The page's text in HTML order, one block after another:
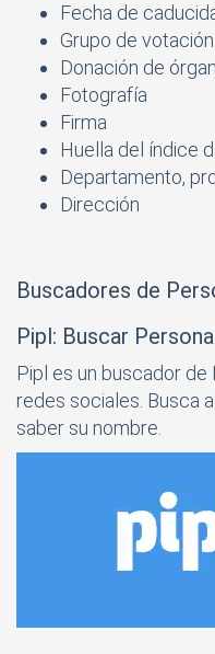
Fecha de
Grupo de votación
Donación de
Fotografía
Firma
Huella del índice
Departamento,
Dirección
Buscadores de
Pipl: Buscar
Pipl es un buscador
redes sociales. Busca
saber su nombre.